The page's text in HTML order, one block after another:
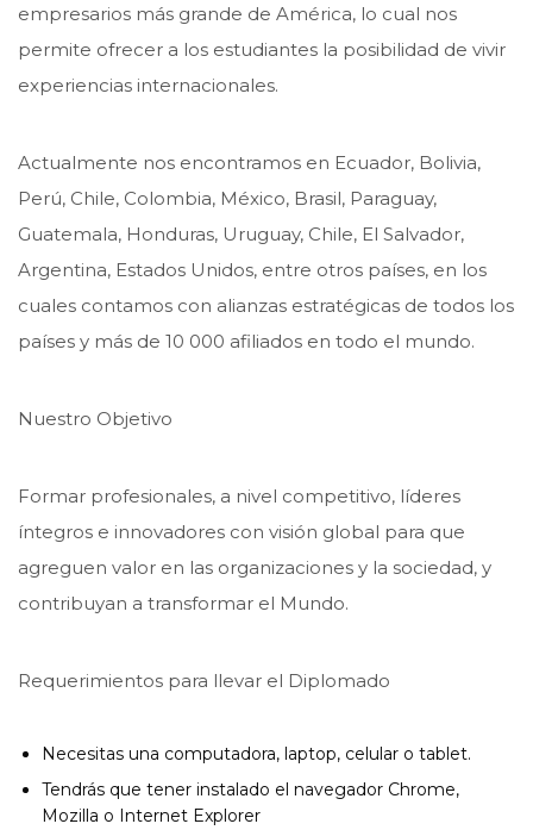
empresarios más grande de América, lo cual nos
permite ofrecer a los estudiantes la posibilidad de vivir
experiencias internacionales.
Actualmente nos encontramos en Ecuador, Bolivia,
Perú, Chile, Colombia, México, Brasil, Paraguay,
Guatemala, Honduras, Uruguay, Chile, El Salvador,
Argentina, Estados Unidos, entre otros países, en los
cuales contamos con alianzas estratégicas de todos los
países y más de 10 000 afiliados en todo el mundo.
Nuestro Objetivo
Formar profesionales, a nivel competitivo, líderes
íntegros e innovadores con visión global para que
agreguen valor en las organizaciones y la sociedad, y
contribuyan a transformar el Mundo.
Requerimientos para llevar el Diplomado
Necesitas una computadora, laptop, celular o tablet.
Tendrás que tener instalado el navegador Chrome,
Mozilla o Internet Explorer